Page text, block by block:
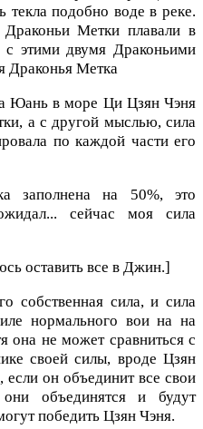
подобно воде в реке.
Метки плавали в
этими двумя Драконьими
Драконья Метка
Юань в море Ци Цзян Чэня
а с другой мыслью, сила
по каждой части его
заполнена на 50%, это
сейчас моя сила
оставить все в Джин.]
собственная сила, и сила
нормального воина на
не может сравниться с
своей силы, вроде Цзян
он объединит все свои
объединятся и будут
победить Цзян Чэня.